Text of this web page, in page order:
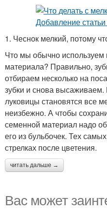
1. Чеснок мелкий, потому
Что мы обычно используем
материала? Правильно,
отбираем несколько на
зубки и снова
луковицы становятся все
неизбежно. А чтобы
семенной материал надо
его из бульбочек. Тех
стрелках после цветения.
читать дальше →
Вас может